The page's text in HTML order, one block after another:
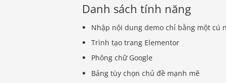
Danh sách tính năng
Nhập nội dung demo chỉ bằng một cú
Trình tạo trang Elementor
Phông chữ Google
Bảng tùy chọn chủ đề mạnh mẽ